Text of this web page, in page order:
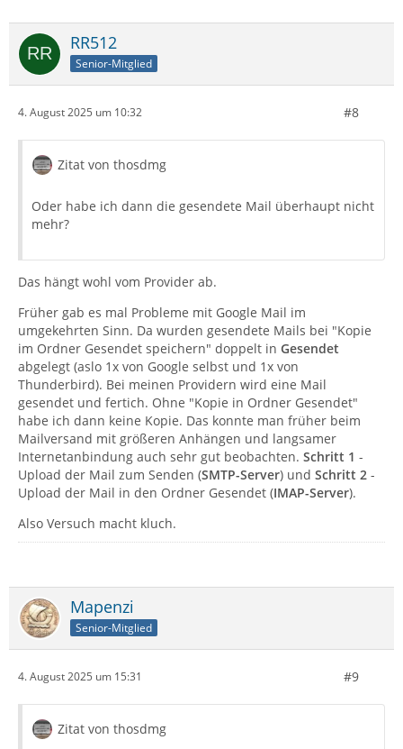
RR512
Senior-Mitglied
4. August 2025 um 10:32 #8
Zitat von thosdmg
Oder habe ich dann die gesendete Mail überhaupt nicht
mehr?
Das hängt wohl vom Provider ab.
Früher gab es mal Probleme mit Google Mail im
umgekehrten Sinn. Da wurden gesendete Mails bei "Kopie
im Ordner Gesendet speichern" doppelt in Gesendet
abgelegt (aslo 1x von Google selbst und 1x von
Thunderbird). Bei meinen Providern wird eine Mail
gesendet und fertich. Ohne "Kopie in Ordner Gesendet"
habe ich dann keine Kopie. Das konnte man früher beim
Mailversand mit größeren Anhängen und langsamer
Internetanbindung auch sehr gut beobachten. Schritt 1 -
Upload der Mail zum Senden (SMTP-Server) und Schritt 2 -
Upload der Mail in den Ordner Gesendet (IMAP-Server).
Also Versuch macht kluch.
Mapenzi
Senior-Mitglied
4. August 2025 um 15:31 #9
Zitat von thosdmg